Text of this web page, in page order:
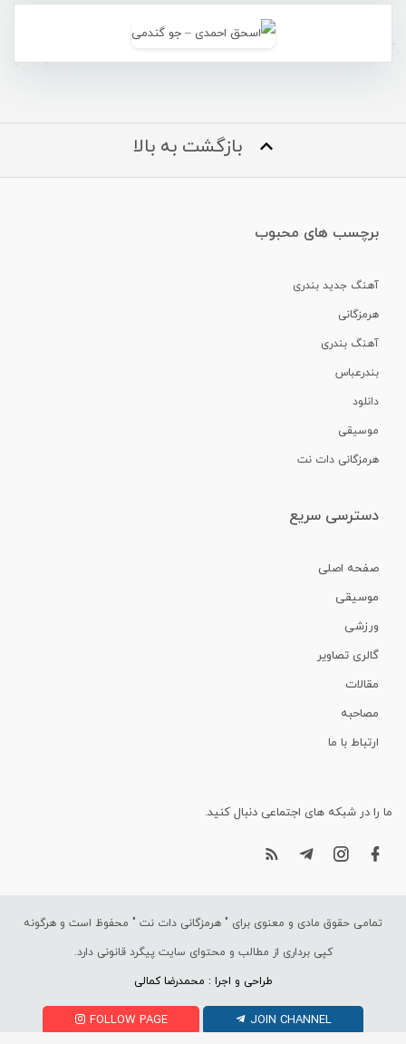
بازگشت به بالا
برچسب های محبوب
آهنگ جدید بندری
هرمزگانی
آهنگ بندری
بندرعباس
دانلود
موسیقی
هرمزگانی دات نت
دسترسی سریع
صفحه اصلی
موسیقی
ورزشی
گالری تصاویر
مقالات
مصاحبه
ارتباط با ما
ما را در شبکه های اجتماعی دنبال کنید.
تمامی حقوق مادی و معنوی برای " هرمزگانی دات نت " محفوظ است و هرگونه
کپی برداری از مطالب و محتوای سایت پیگرد قانونی دارد.
طراحی و اجرا : محمدرضا کمالی
FOLLOW PAGE JOIN CHANNEL